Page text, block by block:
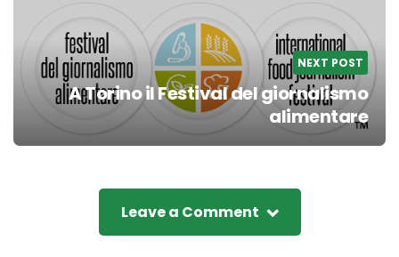
NEXT POST
A Torino il Festival del giornalismo
alimentare
Leave a Comment